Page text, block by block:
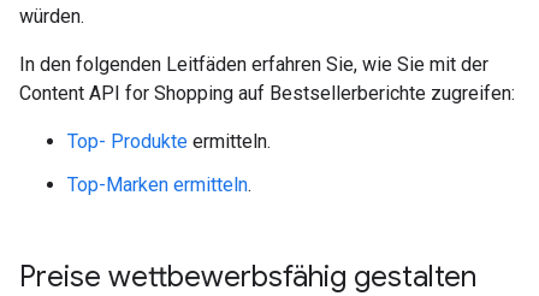
würden.
In den folgenden Leitfäden erfahren Sie, wie Sie mit der
Content API for Shopping auf Bestsellerberichte zugreifen:
Top- Produkte ermitteln.
Top-Marken ermitteln.
Preise wettbewerbsfähig gestalten